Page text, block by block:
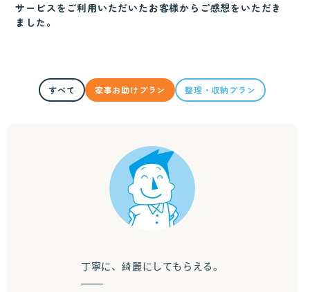
サービスをご利用いただいたお客様からご感想をいただき
ました。
すべて 家事お助けプラン 整理・収納プラン
丁寧に、綺麗にしてもらえる。